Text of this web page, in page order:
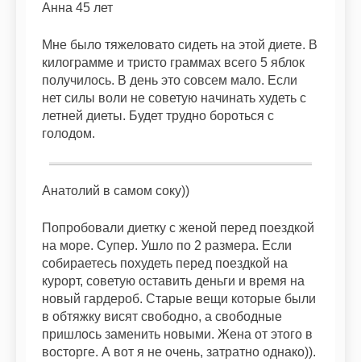
Анна 45 лет
Мне было тяжеловато сидеть на этой диете. В
килограмме и тристо граммах всего 5 яблок
получилось. В день это совсем мало. Если
нет силы воли не советую начинать худеть с
летней диеты. Будет трудно бороться с
голодом.
Анатолий в самом соку))
Попробовали диетку с женой перед поездкой
на море. Супер. Ушло по 2 размера. Если
собираетесь похудеть перед поездкой на
курорт, советую оставить деньги и время на
новый гардероб. Старые вещи которые были
в обтяжку висят свободно, а свободные
пришлось заменить новыми. Жена от этого в
восторге. А вот я не очень, затратно однако)).